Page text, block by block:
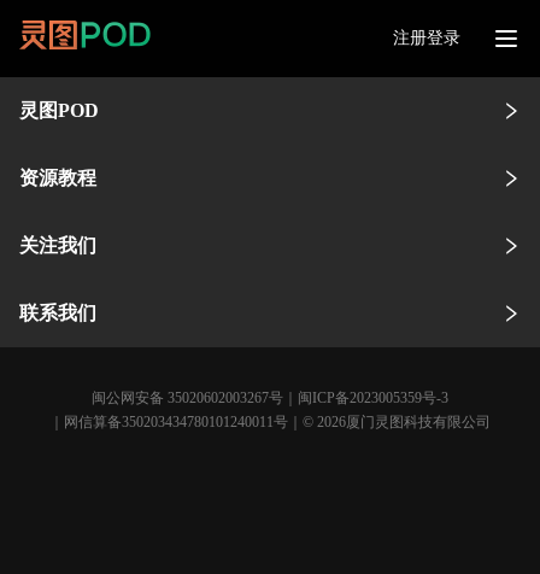
注册登录
灵图POD
资源教程
关注我们
联系我们
闽公网安备 35020602003267号
闽ICP备2023005359号-3
｜网信算备350203434780101240011号｜© 2026厦门灵图科技有限公司